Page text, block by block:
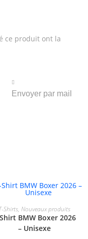
ce produit ont la
Envoyer par mail
CHOIX DES OPTIONS
Shirts, Nouveaux produits
BMW Boxer 2026
– Unisexe